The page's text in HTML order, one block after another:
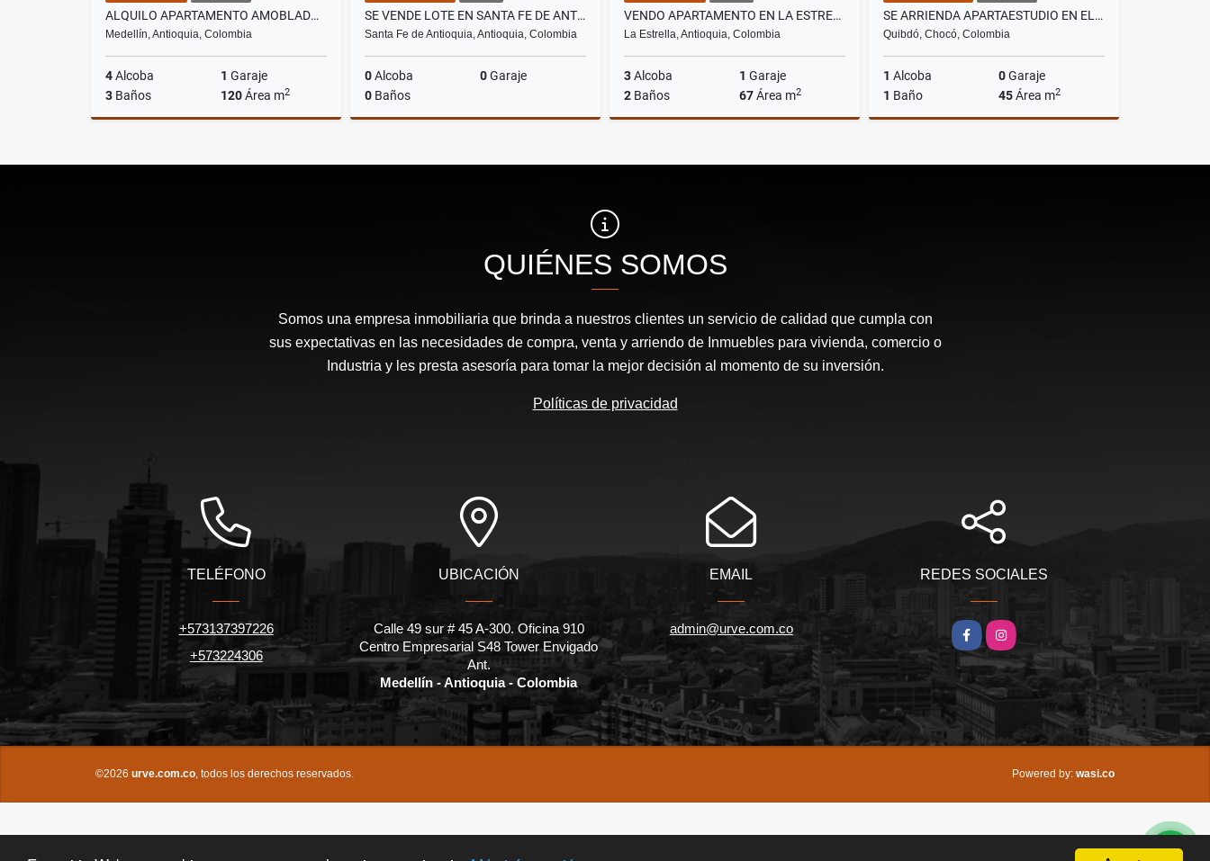
ALQUILO APARTAMENTO AMOBLADO EN EL POBLADO PATIO BONITO
Medellín, Antioquia, Colombia
4Alcoba 1 Garaje
3 Baños 120Área m2
$7.400.000
SE VENDE LOTE EN SANTA FE DE ANTIOQUIA
Santa Fe de Antioquia, Antioquia, Colombia
0Alcoba 0Garaje
0 Baños
$800.000.000
VENDO APARTAMENTO EN LA ESTRELLA
La Estrella, Antioquia, Colombia
3Alcoba 1 Garaje
2 Baños 67Área m2
$420.000.000
SE ARRIENDA APARTAESTUDIO EN EL BARRIO ZONA MINERA EN QUIBDO
Quibdó, Chocó, Colombia
1 Alcoba 0Garaje
1 Baño 45Área m2
$700.000
QUIÉNES SOMOS
Somos una empresa inmobiliaria que brinda a nuestros clientes un servicio de calidad que cumpla con
sus expectativas en las necesidades de compra, venta y arriendo de Inmuebles para vivienda, comercio o
Industria y les presta asesoría para tomar la mejor decisión al momento de su inversión.
Políticas de privacidad
TELÉFONO
+573137397226
+573224306
UBICACIÓN
Calle 49 sur # 45 A-300. Oficina 910
Centro Empresarial S48 Tower Envigado
Ant.
Medellín - Antioquia - Colombia
EMAIL
admin@urve.com.co
REDES SOCIALES
Facebook
Instagram
©2026 urve.com.co, todos los derechos reservados. Powered by: wasi.co